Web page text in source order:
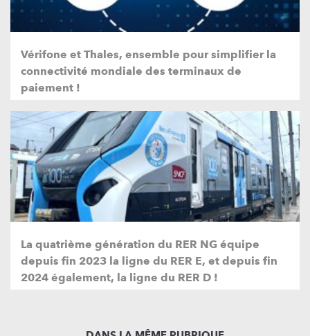
Vérifone et Thales, ensemble pour simplifier la
connectivité mondiale des terminaux de
paiement !
La quatrième génération du RER NG équipe
depuis fin 2023 la ligne du RER E, et depuis fin
2024 également, la ligne du RER D !